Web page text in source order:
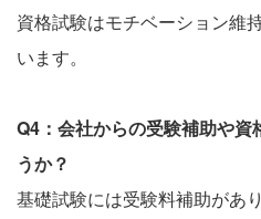
資格試験はモチベーション維
います。
Q4：会社からの受験補助や資
うか？
基礎試験には受験料補助があ